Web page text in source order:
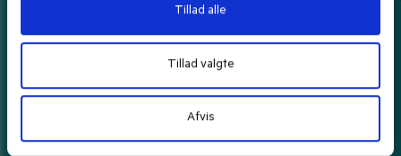
Tillad alle
Tillad valgte
Afvis
Her kan du betale med
Din ordre pakkes forsigtigt og sendes med